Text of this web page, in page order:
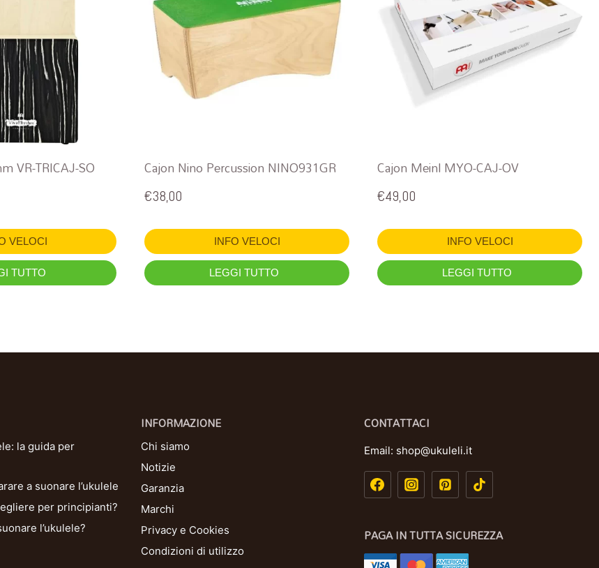
VR-TRICAJ-SO
VELOCI
TUTTO
Cajon Nino Percussion NINO931GR
€38,00
INFO VELOCI
LEGGI TUTTO
Cajon Meinl MYO-CAJ-OV
€49,00
INFO VELOCI
LEGGI TUTTO
la guida per
a suonare l’ukulele
per principianti?
l’ukulele?
INFORMAZIONE
Chi siamo
Notizie
Garanzia
Marchi
Privacy e Cookies
Condizioni di utilizzo
CONTATTACI
Email: shop@ukuleli.it
PAGA IN TUTTA SICUREZZA